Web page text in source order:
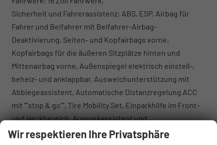
Sicherheit und Fahrerassistenz: ABS, ESP, Airbag für
Fahrer und Beifahrer mit Beifahrer-Airbag-
Deaktivierung, Seiten- und Kopfairbags vorne,
Kopfairbags für die äußeren Sitzplätze hinten und
Mittenairbag vorne, Außenspiegel elektrisch einstell-,
beheiz- und anklappbar, Ausweichunterstützung mit
Abbiegeassistent, Automatische Distanzregelung ACC
mit ""stop & go"", Tire Mobility Set, Einparkhilfe im Front-
und Heckbereich, Ausparkassistent und
Ausstiegswarner, Verkehrszeichenerkennung,
Wir respektieren Ihre Privatsphäre